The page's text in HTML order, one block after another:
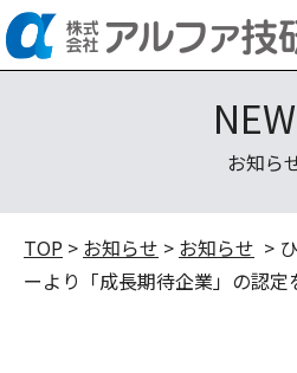
お知ら
TOP > お知らせ > お知らせ >
ーより「成長期待企業」の認定